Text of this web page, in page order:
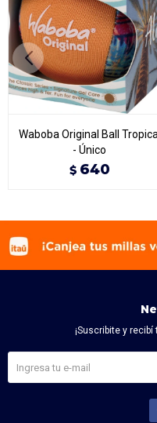
Waboba Original Ball
- Único
$ 640
¡Suscribite y